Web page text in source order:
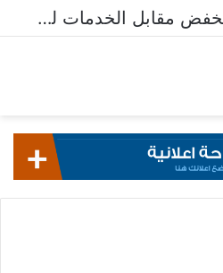
“الرقابة المالية” تخفض مقابل الخدمات للأوراق المالية المستدامة